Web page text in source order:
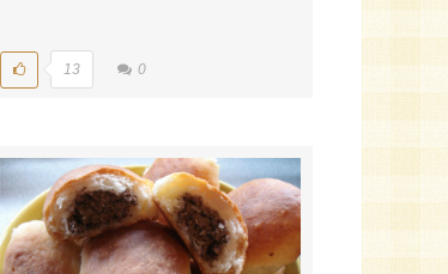
13 0